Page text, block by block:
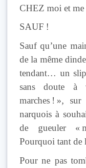
CHEZ moi et me
SAUF !
Sauf qu’une
de la même
tendant… un
sans doute à
marches ! »,
narquois à
de gueuler «
Pourquoi tant de
Pour ne pas